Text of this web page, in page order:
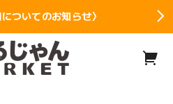
ついてのお知らせ〉